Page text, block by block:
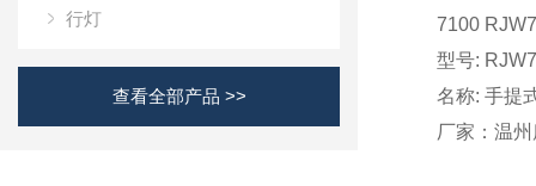
行灯
查看全部产品 >>
7100
型号:
名称: 手提
厂家：温